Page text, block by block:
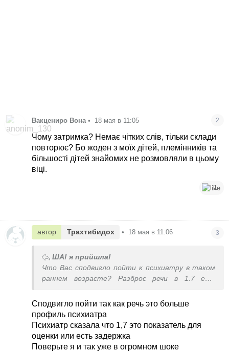
Вакцениро Вона • 18 мая в 11:05 2
Чому затримка? Немає чітких слів, тільки склади
повторює? Бо жоден з моїх дітей, племінників та
більшості дітей знайомих не розмовляли в цьому
віці.
1
автор Трахтибидох • 18 мая в 11:06 3
ША! я прийшла!
Что Вас сподвигло пойти к психиатру в таком
раннем возрасте? Разброс речи в 1.7 ещё
основном задержку речи, если она, конечно,
вообще есть
Сподвигло пойти так как речь это больше
профиль психиатра
Психиатр сказала что 1,7 это показатель для
оценки или есть задержка
Поверьте я и так уже в огромном шоке